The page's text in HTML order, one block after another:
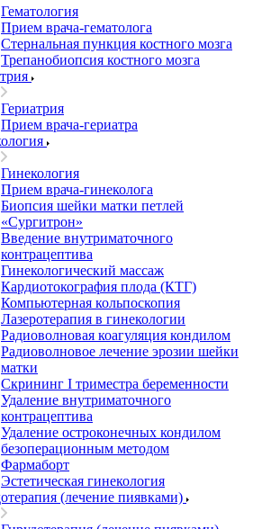
Гематология
Прием врача-гематолога
Стернальная пункция костного мозга
Трепанобиопсия костного мозга
Гериатрия
Прием врача-гериатра
Гинекология
Прием врача-гинеколога
Биопсия шейки матки петлей
«Сургитрон»
Введение внутриматочного
контрацептива
Гинекологический массаж
Кардиотокография плода (КТГ)
Компьютерная кольпоскопия
Лазеротерапия в гинекологии
Радиоволновая коагуляция кондилом
Радиоволновое лечение эрозии шейки
матки
Скрининг I триместра беременности
Удаление внутриматочного
контрацептива
Удаление остроконечных кондилом
безоперационным методом
Фармаборт
Эстетическая гинекология
(лечение пиявками)